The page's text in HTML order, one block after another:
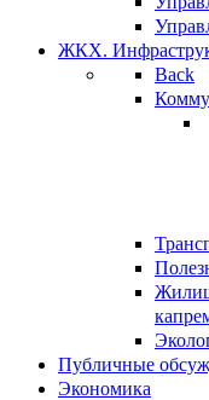
ЖКХ.
Back
Публичные
Экономика